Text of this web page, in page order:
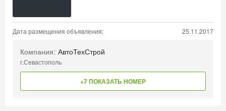
Дата размещения объявления: 25.11.2017
Компания: АвтоТехСтрой
г.Севастополь
+7 ПОКАЗАТЬ НОМЕР